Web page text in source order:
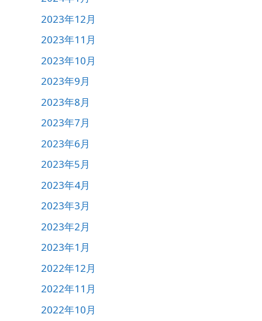
2023年12月
2023年11月
2023年10月
2023年9月
2023年8月
2023年7月
2023年6月
2023年5月
2023年4月
2023年3月
2023年2月
2023年1月
2022年12月
2022年11月
2022年10月